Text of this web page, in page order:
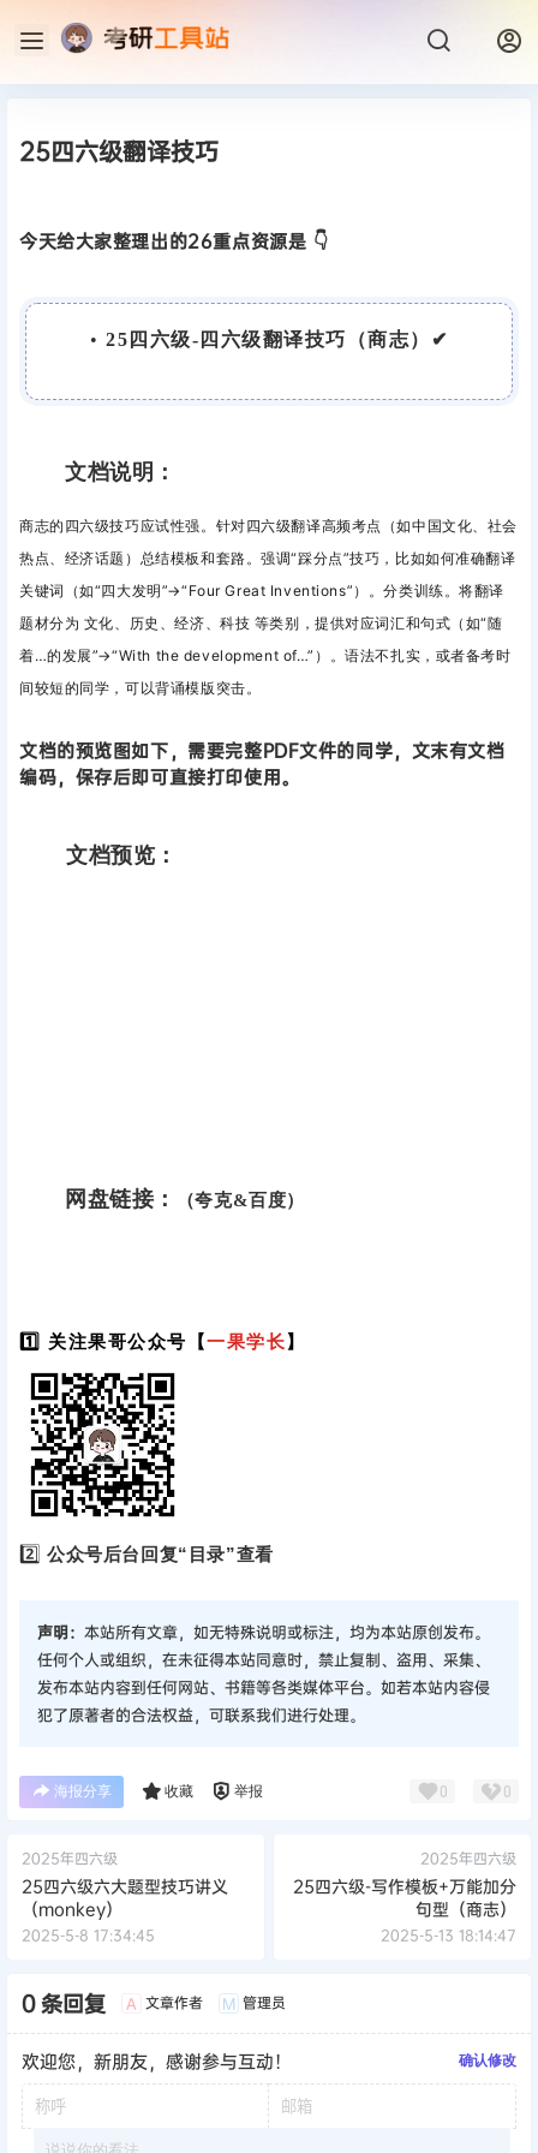
25四六级翻译技巧
今天给大家整理出的26重点资源是 👇
• 25四六级-四六级翻译技巧（商志）✔
文档说明：
商志的四六级技巧应试性强。针对四六级翻译高频考点（如中国文化、社会
热点、经济话题）总结模板和套路。强调“踩分点”技巧，比如如何准确翻译
关键词（如“四大发明”→“Four Great Inventions”）。分类训练。将翻译
题材分为 文化、历史、经济、科技 等类别，提供对应词汇和句式（如“随
着…的发展”→“With the development of…”）。语法不扎实，或者备考时
间较短的同学，可以背诵模版突击。
文档的预览图如下，需要完整PDF文件的同学，文末有文档
编码，保存后即可直接打印使用。
文档预览：
网盘链接： （夸克&百度）
1️⃣ 关注果哥公众号【一果学长】
2️⃣公众号后台回复“目录”查看
声明： 本站所有文章，如无特殊说明或标注，均为本站原创发布。
任何个人或组织，在未征得本站同意时，禁止复制、盗用、采集、
发布本站内容到任何网站、书籍等各类媒体平台。如若本站内容侵
犯了原著者的合法权益，可联系我们进行处理。
海报分享 收藏 举报 0 0
2025年四六级
25四六级六大题型技巧讲义
（monkey）
2025-5-8 17:34:45
2025年四六级
25四六级-写作模板+万能加分
句型（商志）
2025-5-13 18:14:47
0 条回复 A 文章作者 M 管理员
欢迎您，新朋友，感谢参与互动！ 确认修改